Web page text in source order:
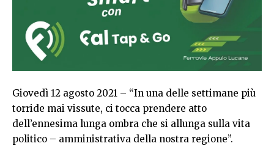
Giovedì 12 agosto 2021 – “In una delle settimane più
torride mai vissute, ci tocca prendere atto
dell’ennesima lunga ombra che si allunga sulla vita
politico – amministrativa della nostra regione”.